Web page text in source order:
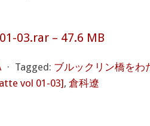
03.rar – 47.6 MB
⋅ Tagged: ブルックリン橋をわ
vol 01-03], 倉科遼